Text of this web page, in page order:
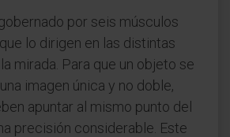
por seis músculos
lo dirigen en las distintas
mirada. Para que un objeto se
imagen única y no doble,
apuntar al mismo punto del
precisión considerable. Este